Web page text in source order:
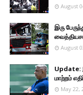
August
இரு
August
Update:
மாற்றம்
May 22,